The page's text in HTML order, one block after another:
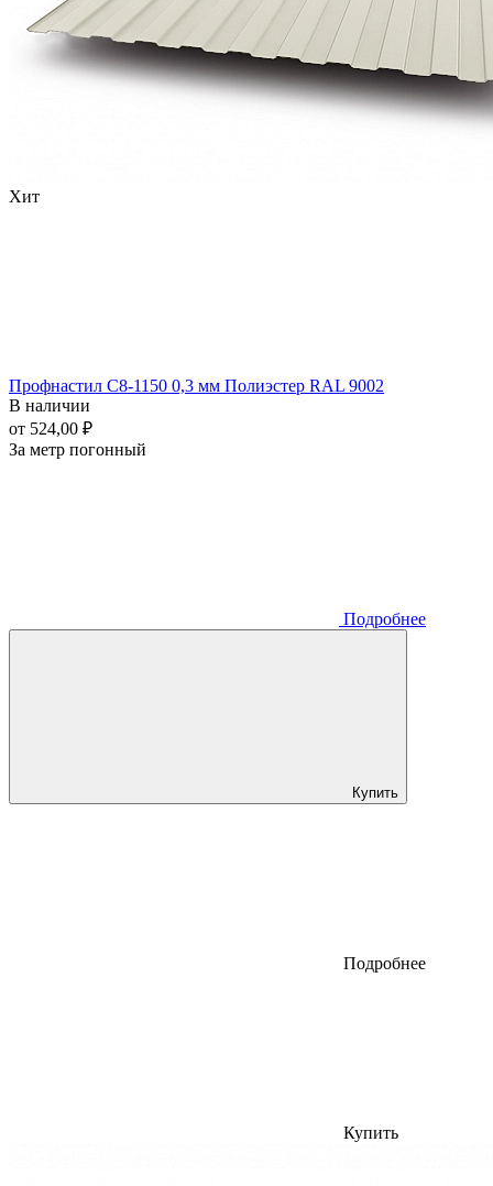
Хит
Профнастил С8-1150 0,3 мм Полиэстер RAL 9002
В наличии
от 524,00 ₽
За метр погонный
Подробнее
Купить
Подробнее
Купить